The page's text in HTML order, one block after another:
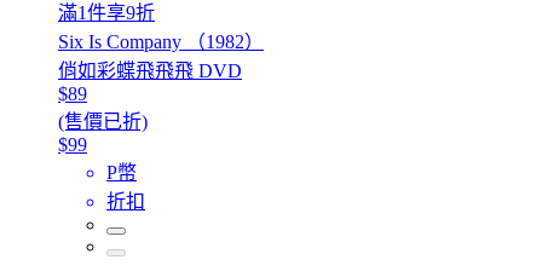
滿1件享9折
Six Is Company （1982）
俏如彩蝶飛飛飛 DVD
$89
(售價已折)
$99
P幣
折扣